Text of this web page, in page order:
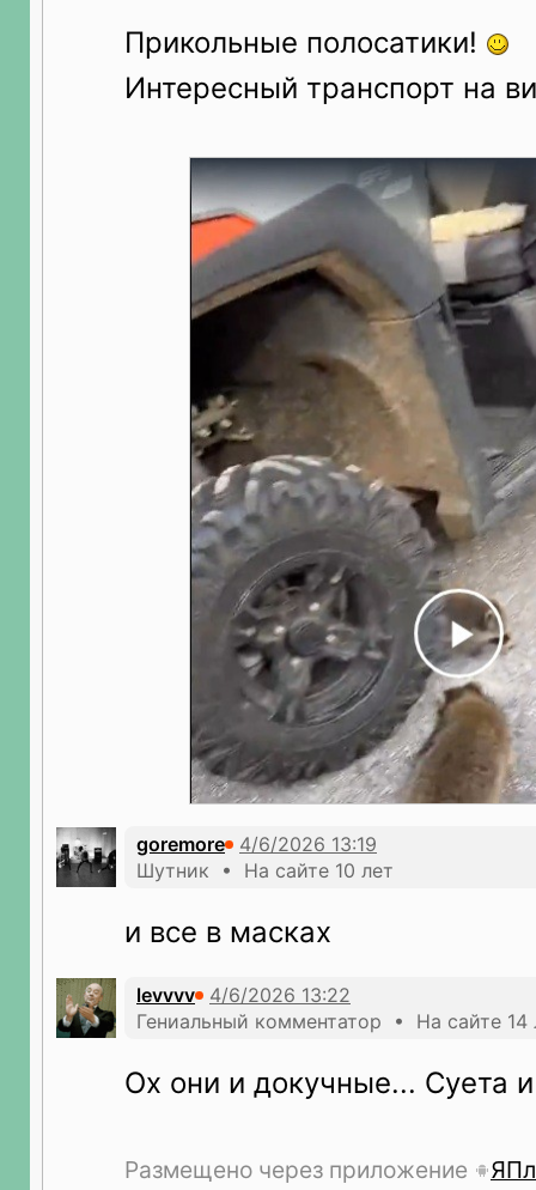
Прикольные полосатики!
Интересный транспорт на
goremore
Шутник • На сайте 10 лет
и все в масках
levvvv
Гениальный комментатор • На сайте 14
Ох они и докучные... Суета
Размещено через приложение